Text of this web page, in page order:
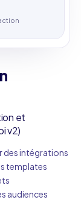
et
v2)
des intégrations
templates
audiences